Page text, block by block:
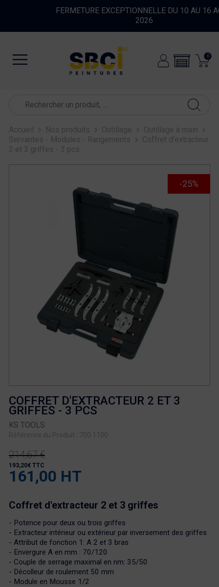
FERMETURE EXCEPTIONNELLE DU 10 AU 16 AOUT
0
Accueil Nos produits Outillage
Outillage à main
Servantes - Modules - Rangements
Coffret d'extracteur
2 et 3 griffes - 3 pcs
-25%
COFFRET D'EXTRACTEUR 2 ET 3
GRIFFES - 3 PCS
KS TOOLS
Référence du Produit : 700.1100
214,67 €
161,00 HT
193,20€ TTC
Coffret d'extracteur 2 et 3 griffes
- Potence pour deux ou trois griffes
- Extracteur intérieur ou extérieur par inversement des griffes
- Attribut de fonction 1: A 2 et 3 bras
- Envergure A en mm : 70/120
- Couple de serrage maximal en nm: 35/50
- Décolleur de roulement 50 mm
- Module en Mousse 1/2